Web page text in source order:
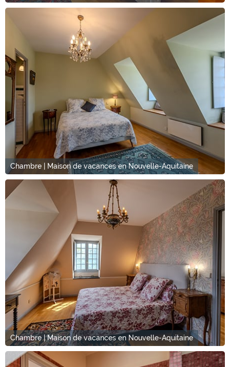
Chambre | Maison de vacances en Nouvelle-Aquitaine
Chambre | Maison de vacances en Nouvelle-Aquitaine